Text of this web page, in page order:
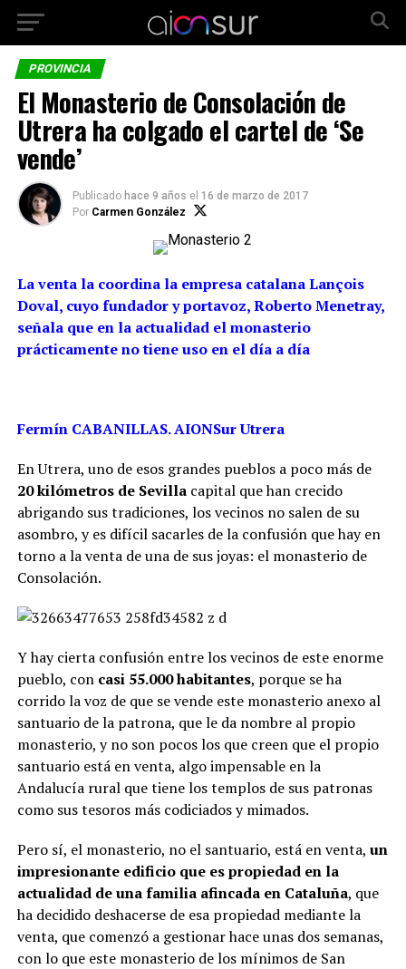
PROVINCIA
El Monasterio de Consolación de
Utrera ha colgado el cartel de ‘Se
vende’
Publicado hace 9 años el 16 de marzo de 2017
Por Carmen González
La venta la coordina la empresa catalana Lançois
Doval, cuyo fundador y portavoz, Roberto Menetray,
señala que en la actualidad el monasterio
prácticamente no tiene uso en el día a día
Fermín CABANILLAS. AIONSur Utrera
En Utrera, uno de esos grandes pueblos a poco más de
20 kilómetros de Sevillacapital que han crecido
abrigando sus tradiciones, los vecinos no salen de su
asombro, y es difícil sacarles de la confusión que hay en
torno a la venta de una de sus joyas: el monasterio de
Consolación.
Y hay cierta confusión entre los vecinos de este enorme
pueblo, con casi 55.000 habitantes, porque se ha
corrido la voz de que se vende este monasterio anexo al
santuario de la patrona, que le da nombre al propio
monasterio, y no son pocos los que creen que el propio
santuario está en venta, algo impensable en la
Andalucía rural que tiene los templos de sus patronas
como sus tesoros más codiciados y mimados.
Pero sí, el monasterio, no el santuario, está en venta, un
impresionante edificio que es propiedad en la
actualidad de una familia afincada en Cataluña, que
ha decidido deshacerse de esa propiedad mediante la
venta, que comenzó a gestionar hace unas dos semanas,
con lo que este monasterio de los mínimos de San